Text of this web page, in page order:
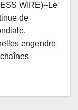
WIRE)--Le
de
engendre